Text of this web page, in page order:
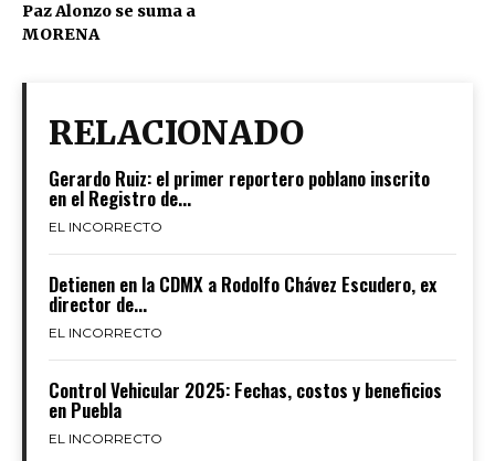
Paz Alonzo se suma a
MORENA
RELACIONADO
Gerardo Ruiz: el primer reportero poblano inscrito
en el Registro de...
EL INCORRECTO
Detienen en la CDMX a Rodolfo Chávez Escudero, ex
director de...
EL INCORRECTO
Control Vehicular 2025: Fechas, costos y beneficios
en Puebla
EL INCORRECTO